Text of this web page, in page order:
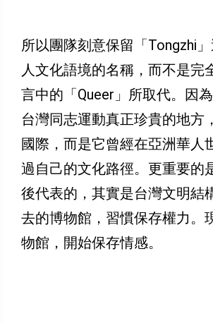
所以團隊刻意保留「Tongzhi
人文化語境的名稱，而不是完
言中的「Queer」所取代。因
台灣同志運動真正珍貴的地方
國際，而是它曾經在亞洲華人
過自己的文化路徑。更重要的
後代表的，其實是台灣文明結
去的博物館，習慣保存權力。
物館，開始保存情感。